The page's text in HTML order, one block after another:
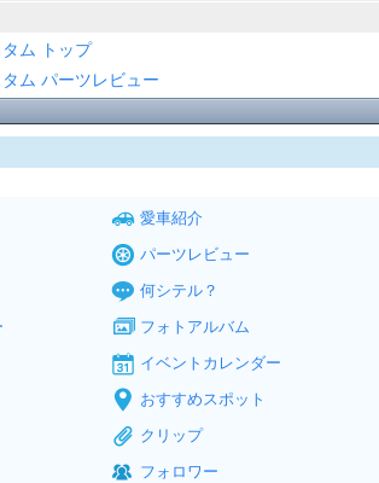
ム トップ
ム パーツレビュー
愛車紹介
パーツレビュー
何シテル？
フォトアルバム
イベントカレンダー
おすすめスポット
クリップ
フォロワー